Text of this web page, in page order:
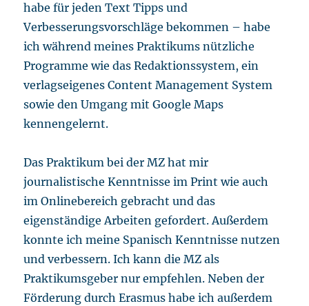
habe für jeden Text Tipps und
Verbesserungsvorschläge bekommen – habe
ich während meines Praktikums nützliche
Programme wie das Redaktionssystem, ein
verlagseigenes Content Management System
sowie den Umgang mit Google Maps
kennengelernt.
Das Praktikum bei der MZ hat mir
journalistische Kenntnisse im Print wie auch
im Onlinebereich gebracht und das
eigenständige Arbeiten gefordert. Außerdem
konnte ich meine Spanisch Kenntnisse nutzen
und verbessern. Ich kann die MZ als
Praktikumsgeber nur empfehlen. Neben der
Förderung durch Erasmus habe ich außerdem